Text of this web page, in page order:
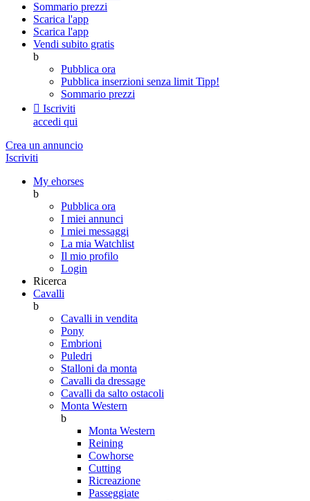
Sommario prezzi
Scarica l'app
Scarica l'app
Vendi subito gratis
b
Pubblica ora
Pubblica inserzioni senza limit Tipp!
Sommario prezzi
 Iscriviti
accedi qui
Crea un annuncio
Iscriviti
My ehorses
b
Pubblica ora
I miei annunci
I miei messaggi
La mia Watchlist
Il mio profilo
Login
Ricerca
Cavalli
b
Cavalli in vendita
Pony
Embrioni
Puledri
Stalloni da monta
Cavalli da dressage
Cavalli da salto ostacoli
Monta Western
b
Monta Western
Reining
Cowhorse
Cutting
Ricreazione
Passeggiate